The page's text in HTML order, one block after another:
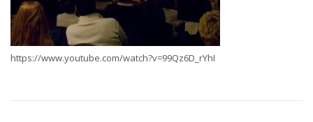
https://www.youtube.com/watch?v=99Qz6D_rYhI